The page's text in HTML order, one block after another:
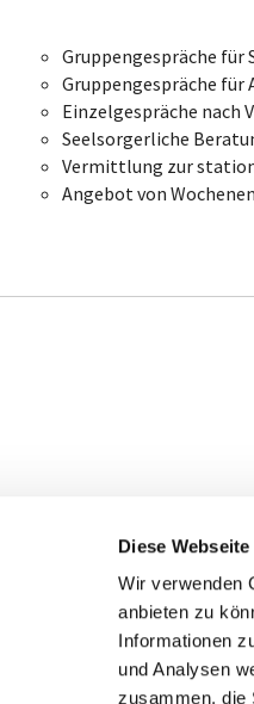
Diese
Wir verwenden
anbieten zu
Informationen
und Analysen
zusammen, die
Gruppengespräche für
Gruppengespräche für
Einzelgespräche nach
Seelsorgerliche
Vermittlung zur
Angebot von